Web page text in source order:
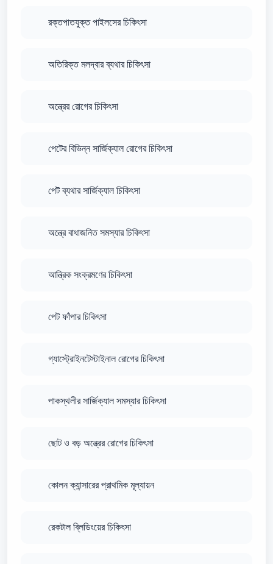
রক্তপাতযুক্ত পাইলসের চিকিৎসা
অতিরিক্ত মলদ্বার ব্যথার চিকিৎসা
অন্ত্রের রোগের চিকিৎসা
পেটের বিভিন্ন সার্জিক্যাল রোগের চিকিৎসা
পেট ব্যথার সার্জিক্যাল চিকিৎসা
অন্ত্রে বাধাজনিত সমস্যার চিকিৎসা
আন্ত্রিক সংক্রমণের চিকিৎসা
পেট ফাঁপার চিকিৎসা
গ্যাস্ট্রোইনটেস্টাইনাল রোগের চিকিৎসা
পাকস্থলীর সার্জিক্যাল সমস্যার চিকিৎসা
ছোট ও বড় অন্ত্রের রোগের চিকিৎসা
কোলন ক্যান্সারের প্রাথমিক মূল্যায়ন
রেকটাল ব্লিডিংয়ের চিকিৎসা